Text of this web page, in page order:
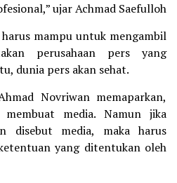
ujar Achmad Saefulloh
mampu untuk mengambil
perusahaan pers yang
dunia pers akan sehat.
Novriwan memaparkan,
media. Namun jika
disebut media, maka harus
yang ditentukan oleh